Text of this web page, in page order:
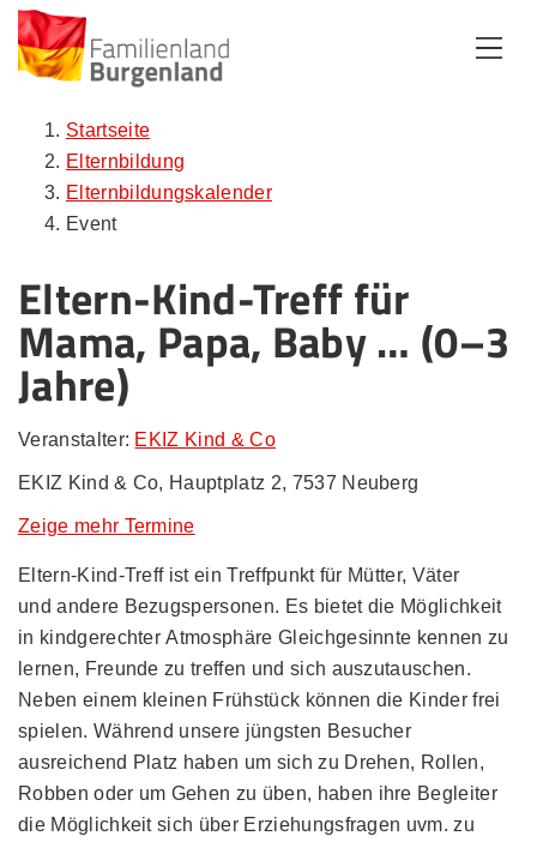
Startseite
Elternbildung
Elternbildungskalender
Event
Eltern-Kind-Treff für
Mama, Papa, Baby … (0–3
Jahre)
Veranstalter: EKIZ Kind & Co
EKIZ Kind & Co, Hauptplatz 2, 7537 Neuberg
Zeige mehr Termine
Eltern-Kind-Treff ist ein Treffpunkt für Mütter, Väter
und andere Bezugspersonen. Es bietet die Möglichkeit
in kindgerechter Atmosphäre Gleichgesinnte kennen zu
lernen, Freunde zu treffen und sich auszutauschen.
Neben einem kleinen Frühstück können die Kinder frei
spielen. Während unsere jüngsten Besucher
ausreichend Platz haben um sich zu Drehen, Rollen,
Robben oder um Gehen zu üben, haben ihre Begleiter
die Möglichkeit sich über Erziehungsfragen uvm. zu